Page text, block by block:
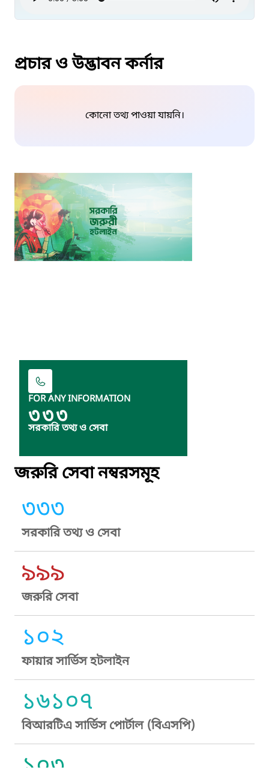
প্রচার ও উদ্ভাবন কর্নার
কোনো তথ্য পাওয়া যায়নি।
FOR ANY INFORMATION
৩৩৩
সরকারি তথ্য ও সেবা
জরুরি সেবা নম্বরসমূহ
৩৩৩
সরকারি তথ্য ও সেবা
৯৯৯
জরুরি সেবা
১০২
ফায়ার সার্ভিস হটলাইন
১৬১০৭
বিআরটিএ সার্ভিস পোর্টাল (বিএসপি)
১০৩